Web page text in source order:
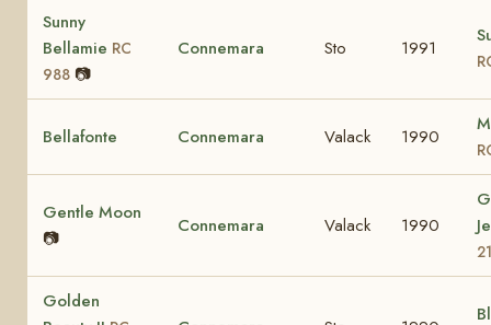
Sunny
Bellamie RC
988 📷
Connemara Sto 1991
Bellafonte Connemara Valack 1990
Gentle Moon
📷
Connemara Valack 1990
Golden